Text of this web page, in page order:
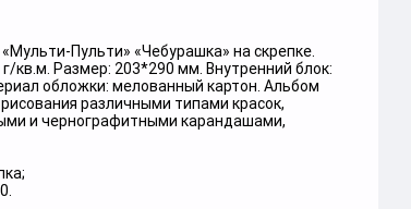
Пульти» «Чебурашка» на скрепке.
кв.м. Размер: 203*290 мм. Внутренний блок:
обложки: мелованный картон. Альбом
различными типами красок,
и чернографитными карандашами,